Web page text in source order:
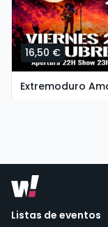
16,50 €
Extremoduro
Listas de eventos